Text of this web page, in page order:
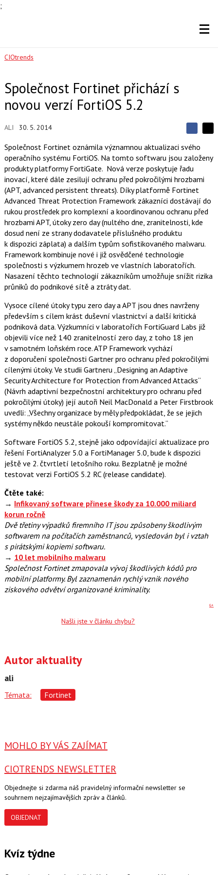
;
CIOtrends
Společnost Fortinet přichází s
novou verzí FortiOS 5.2
ALI 30. 5. 2014
S
d
í
l
e
t
S
í
l
j
t
n
a
a
c
o
u
l
a
s
Společnost Fortinet oznámila významnou aktualizaci svého
operačního systému FortiOS. Na tomto softwaru jsou založeny
produkty platformy FortiGate. Nová verze poskytuje řadu
inovací, které dále zesilují ochranu před pokročilými hrozbami
(APT, advanced persistent threats). Díky platformě Fortinet
Advanced Threat Protection Framework zákazníci dostávají do
rukou prostředek pro komplexní a koordinovanou ochranu před
hrozbami APT, útoky zero day (nultého dne, zranitelnosti, kde
dosud není ze strany dodavatele příslušného produktu
k dispozici záplata) a dalším typům sofistikovaného malwaru.
Framework kombinuje nové i již osvědčené technologie
společnosti s výzkumem hrozeb ve vlastních laboratořích.
Nasazení těchto technologií zákazníkům umožňuje snížit rizika
průniků do podnikové sítě a ztráty dat.
Vysoce cílené útoky typu zero day a APT jsou dnes navrženy
především s cílem krást duševní vlastnictví a další kritická
podniková data. Výzkumníci v laboratořích FortiGuard Labs již
objevili více než 140 zranitelností zero day, z toho 18 jen
v samotném loňském roce. ATP Framework vychází
z doporučení společnosti Gartner pro ochranu před pokročilými
cílenými útoky. Ve studii Gartneru „Designing an Adaptive
Security Architecture for Protection from Advanced Attacks“
(Návrh adaptivní bezpečnostní architektury pro ochranu před
pokročilými útoky) její autoři Neil MacDonald a Peter Firstbrook
uvedli: „Všechny organizace by měly předpokládat, že se jejich
systémy někdo neustále pokouší kompromitovat.“
Software FortiOS 5.2, stejně jako odpovídající aktualizace pro
řešení FortiAnalyzer 5.0 a FortiManager 5.0, bude k dispozici
ještě ve 2. čtvrtletí letošního roku. Bezplatně je možné
testovat verzi FortiOS 5.2 RC (release candidate).
Čtěte také:
→ Infikovaný software přinese škody za 10.000 miliard
korun ročně
Dvě třetiny výpadků firemního IT jsou způsobeny škodlivým
softwarem na počítačích zaměstnanců, vysledován byl i vztah
s pirátskými kopiemi softwaru.
→ 10 let mobilního malwaru
Společnost Fortinet zmapovala vývoj škodlivých kódů pro
mobilní platformy. Byl zaznamenán rychlý vznik nového
ziskového odvětví organizované kriminality.
G+
Našli jste v článku chybu?
Autor aktuality
ali
Témata: Fortinet
MOHLO BY VÁS ZAJÍMAT
CIOTRENDS NEWSLETTER
Objednejte si zdarma náš pravidelný informační newsletter se
souhrnem nejzajímavějších zpráv a článků.
OBJEDNAT
Kvíz týdne